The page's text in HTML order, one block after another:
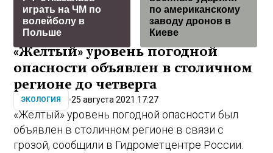
играть на ЧМ по
волейболу в
Польше
по американскому
заводу дронов в
Киеве
«Желтый» уровень погодной
опасности объявлен в столичном
регионе до четверга
ЭКОЛОГИЯ 25 августа 2021 17:27
«Желтый» уровень погодной опасности был
объявлен в столичном регионе в связи с
грозой, сообщили в Гидрометцентре России.